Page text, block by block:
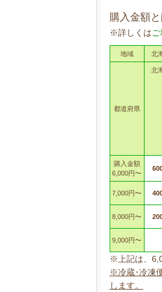
購入金額
※詳しくはご
地域 北
都道府県
北
購入金額
6,000円〜
7,000円〜
8,000円〜
9,000円〜
※上記は、
※冷蔵･冷凍
します。